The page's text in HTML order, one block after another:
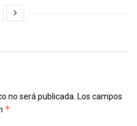
no será publicada. Los campos
*